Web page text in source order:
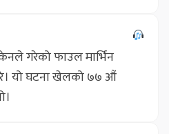
केनले गरेको फाउल मार्भिन
यो घटना खेलको ७७ औं